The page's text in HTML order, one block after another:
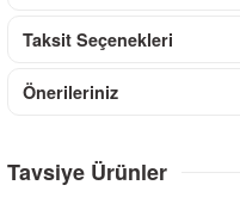
Taksit Seçenekleri
Önerileriniz
Tavsiye Ürünler